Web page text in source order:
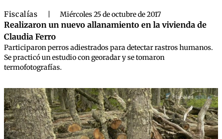
Fiscalías Miércoles 25 de octubre de 2017
Realizaron un nuevo allanamiento en la vivienda de
Claudia Ferro
Participaron perros adiestrados para detectar rastros humanos.
Se practicó un estudio con georadar y se tomaron
termofotografías.